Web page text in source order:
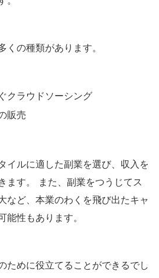
の種類があります。
クラウドソーシング
販売
イルに適した副業を選び、収入を
ます。 また、副業をつうじてス
など、本業のわくを飛び出たキャ
能性もあります。
ために役立てることができるでし